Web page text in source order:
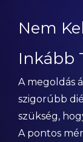
Nem
Inkább
A megoldás
szigorúbb
szükség,
A pontos